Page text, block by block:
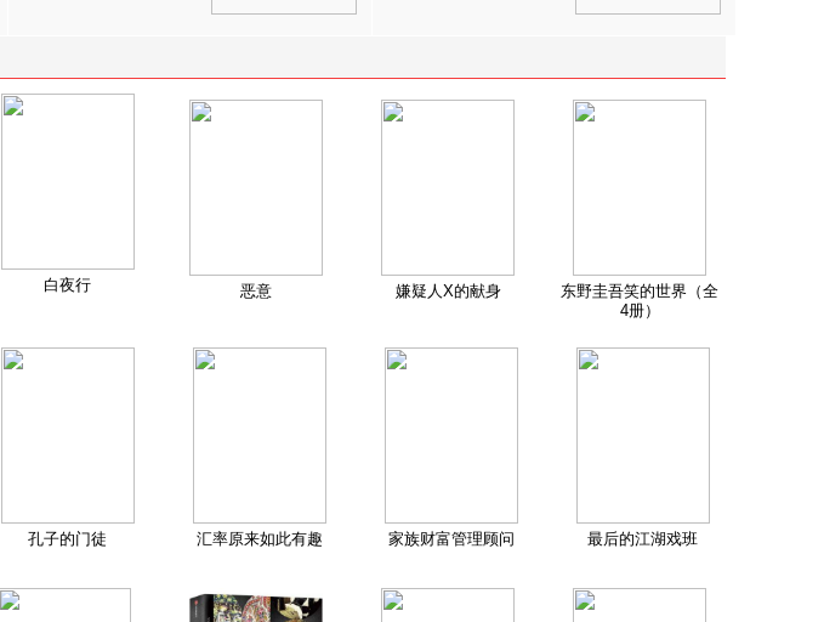
白夜行 恶意 嫌疑人X的献身
东野圭吾笑的世界（全
4册）
孔子的门徒 汇率原来如此有趣 家族财富管理顾问 最后的江湖戏班